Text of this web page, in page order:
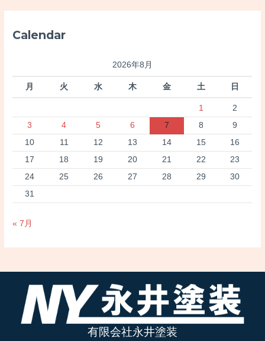
Calendar
2026年8月
月 火 水 木 金 土 日
1
2
3
4 5 6 7 8
9
10
11 12 13 14 15
16
17
18 19 20 21 22
23
24
25 26 27 28 29
30
31
« 7月
有限会社永井塗装